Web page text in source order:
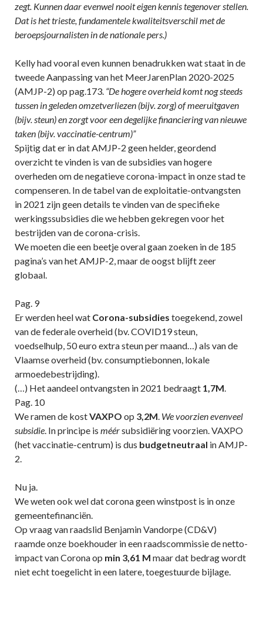
zegt. Kunnen daar evenwel nooit eigen kennis tegenover stellen.
Dat is het trieste, fundamentele kwaliteitsverschil met de
beroepsjournalisten in de nationale pers.)
Kelly had vooral even kunnen benadrukken wat staat in de
tweede Aanpassing van het MeerJarenPlan 2020-2025
(AMJP-2) op pag.173. “De hogere overheid komt nog steeds
tussen in geleden omzetverliezen (bijv. zorg) of meeruitgaven
(bijv. steun) en zorgt voor een degelijke financiering van nieuwe
taken (bijv. vaccinatie-centrum)”
Spijtig dat er in dat AMJP-2 geen helder, geordend
overzicht te vinden is van de subsidies van hogere
overheden om de negatieve corona-impact in onze stad te
compenseren. In de tabel van de exploitatie-ontvangsten
in 2021 zijn geen details te vinden van de specifieke
werkingssubsidies die we hebben gekregen voor het
bestrijden van de corona-crisis.
We moeten die een beetje overal gaan zoeken in de 185
pagina’s van het AMJP-2, maar de oogst blijft zeer
globaal.
Pag. 9
Er werden heel wat Corona-subsidies toegekend, zowel
van de federale overheid (bv. COVID19 steun,
voedselhulp, 50 euro extra steun per maand…) als van de
Vlaamse overheid (bv. consumptiebonnen, lokale
armoedebestrijding).
(…) Het aandeel ontvangsten in 2021 bedraagt 1,7M.
Pag. 10
We ramen de kostVAXPO op 3,2M. We voorzien evenveel
subsidie. In principe is méérsubsidiëring voorzien. VAXPO
(het vaccinatie-centrum) is dus budgetneutraal in AMJP-
2.
Nu ja.
We weten ook wel dat corona geen winstpost is in onze
gemeentefinanciën.
Op vraag van raadslid Benjamin Vandorpe (CD&V)
raamde onze boekhouder in een raadscommissie de netto-
impact van Corona op min 3,61 M maar dat bedrag wordt
niet echt toegelicht in een latere, toegestuurde bijlage.